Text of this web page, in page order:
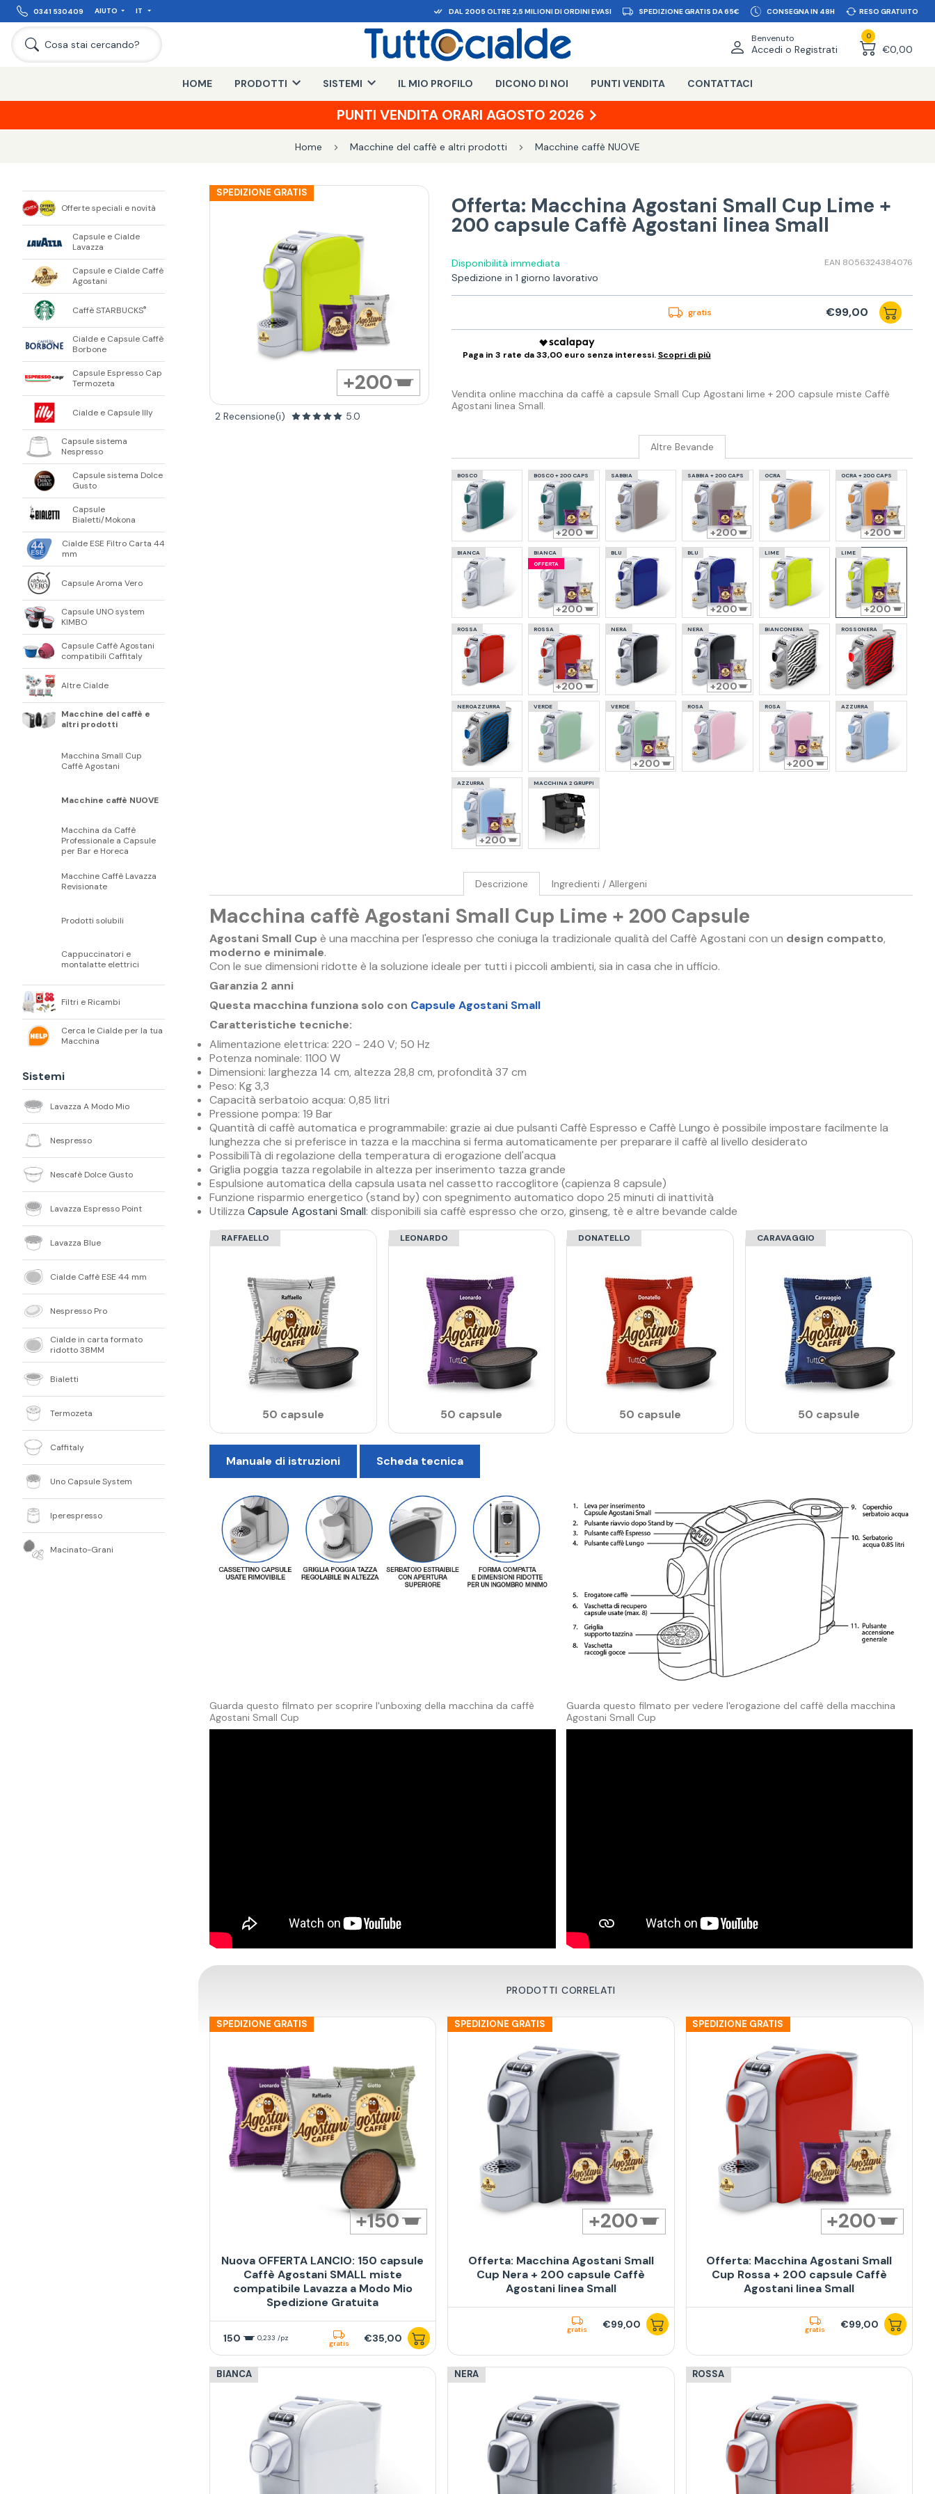
0341 530409 AIUTO IT DAL 2005 OLTRE 2,5 MILIONI DI ORDINI EVASI SPEDIZIONE GRATIS DA 65€ CONSEGNA IN 48H RESO GRATUITO
Benvenuto
Accedi o Registrati
0
€0,00
Cosa stai cercando?
HOME PRODOTTI SISTEMI IL MIO PROFILO DICONO DI NOI PUNTI VENDITA CONTATTACI
PUNTI VENDITA ORARI AGOSTO 2026
Home Macchine del caffè e altri prodotti Macchine caffè NUOVE
Offerte speciali e novità
Capsule e Cialde
Lavazza
Capsule e Cialde Caffè
Agostani
Caffè STARBUCKS®
Cialde e Capsule Caffè
Borbone
Capsule Espresso Cap
Termozeta
Cialde e Capsule Illy
Capsule sistema
Nespresso
Capsule sistema Dolce
Gusto
Capsule
Bialetti/Mokona
Cialde ESE Filtro Carta 44
mm
Capsule Aroma Vero
Capsule UNO system
KIMBO
Capsule Caffè Agostani
compatibili Caffitaly
Altre Cialde
Macchine del caffè e
altri prodotti
Macchina Small Cup
Caffè Agostani
Macchine caffè NUOVE
Macchina da Caffè
Professionale a Capsule
per Bar e Horeca
Macchine Caffè Lavazza
Revisionate
Prodotti solubili
Cappuccinatori e
montalatte elettrici
Filtri e Ricambi
Cerca le Cialde per la tua
Macchina
Sistemi
Lavazza A Modo Mio
Nespresso
Nescafè Dolce Gusto
Lavazza Espresso Point
Lavazza Blue
Cialde Caffè ESE 44 mm
Nespresso Pro
Cialde in carta formato
ridotto 38MM
Bialetti
Termozeta
Caffitaly
Uno Capsule System
Iperespresso
Macinato-Grani
SPEDIZIONE GRATIS
200
2 Recensione(i) 5.0
Offerta: Macchina Agostani Small Cup Lime +
200 capsule Caffè Agostani linea Small
Disponibilità immediata EAN 8056324384076
Spedizione in 1 giorno lavorativo
gratis €99,00
Paga in 3 rate da 33,00 euro senza interessi.Scopri di più
Vendita online macchina da caffè a capsule Small Cup Agostani lime + 200 capsule miste Caffè
Agostani linea Small.
Altre Bevande
BOSCO BOSCO + 200 CAPS
200
SABBIA SABBIA + 200 CAPS
200
OCRA OCRA + 200 CAPS
200
BIANCA
BIANCA
OFFERTA
200
BLU BLU
200
LIME LIME
200
ROSSA ROSSA
200
NERA NERA
200
BIANCONERA ROSSONERA
NEROAZZURRA VERDE VERDE
200
ROSA ROSA
200
AZZURRA
AZZURRA
200
MACCHINA 2 GRUPPI
Descrizione Ingredienti / Allergeni
Macchina caffè Agostani Small Cup Lime + 200 Capsule
Agostani Small Cup è una macchina per l'espresso che coniuga la tradizionale qualità del Caffè Agostani con un design compatto,
moderno e minimale.
Con le sue dimensioni ridotte è la soluzione ideale per tutti i piccoli ambienti, sia in casa che in ufficio.
Garanzia 2 anni
Questa macchina funziona solo con Capsule Agostani Small
Caratteristiche tecniche:
Alimentazione elettrica: 220 - 240 V; 50 Hz
Potenza nominale: 1100 W
Dimensioni: larghezza 14 cm, altezza 28,8 cm, profondità 37 cm
Peso: Kg 3,3
Capacità serbatoio acqua: 0,85 litri
Pressione pompa: 19 Bar
Quantità di caffè automatica e programmabile: grazie ai due pulsanti Caffè Espresso e Caffè Lungo è possibile impostare facilmente la
lunghezza che si preferisce in tazza e la macchina si ferma automaticamente per preparare il caffè al livello desiderato
PossibiliTà di regolazione della temperatura di erogazione dell'acqua
Griglia poggia tazza regolabile in altezza per inserimento tazza grande
Espulsione automatica della capsula usata nel cassetto raccoglitore (capienza 8 capsule)
Funzione risparmio energetico (stand by) con spegnimento automatico dopo 25 minuti di inattività
Utilizza Capsule Agostani Small: disponibili sia caffè espresso che orzo, ginseng, tè e altre bevande calde
RAFFAELLO
50 capsule
LEONARDO
50 capsule
DONATELLO
50 capsule
CARAVAGGIO
50 capsule
Manuale di istruzioni Scheda tecnica
Guarda questo filmato per scoprire l'unboxing della macchina da caffè
Agostani Small Cup
Guarda questo filmato per vedere l'erogazione del caffè della macchina
Agostani Small Cup
PRODOTTI CORRELATI
SPEDIZIONE GRATIS
150
Nuova OFFERTA LANCIO: 150 capsule
Caffè Agostani SMALL miste
compatibile Lavazza a Modo Mio
Spedizione Gratuita
150 0,233 /pz
gratis €35,00
SPEDIZIONE GRATIS
200
Offerta: Macchina Agostani Small
Cup Nera + 200 capsule Caffè
Agostani linea Small
gratis €99,00
SPEDIZIONE GRATIS
200
Offerta: Macchina Agostani Small
Cup Rossa + 200 capsule Caffè
Agostani linea Small
gratis €99,00
BIANCA NERA ROSSA